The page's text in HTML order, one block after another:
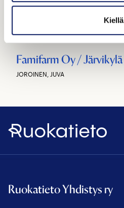
Kiellä
Famifarm Oy / Järvikylä
JOROINEN, JUVA
Ruokatieto
Ruokatieto Yhdistys ry